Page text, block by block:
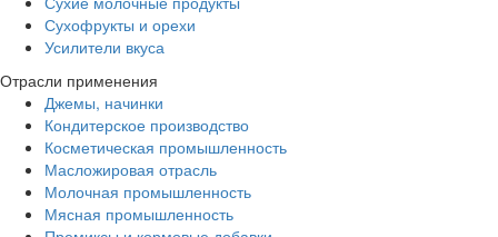
Сухофрукты и орехи
Усилители вкуса
Отрасли применения
Джемы, начинки
Кондитерское производство
Косметическая промышленность
Масложировая отрасль
Молочная промышленность
Мясная промышленность